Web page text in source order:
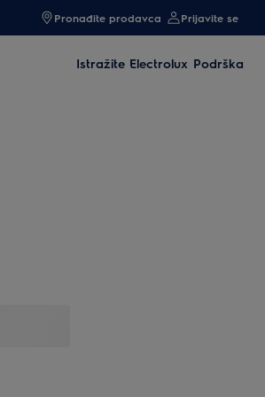
Pronađite prodavca Prijavite se
Istražite Electrolux Podrška